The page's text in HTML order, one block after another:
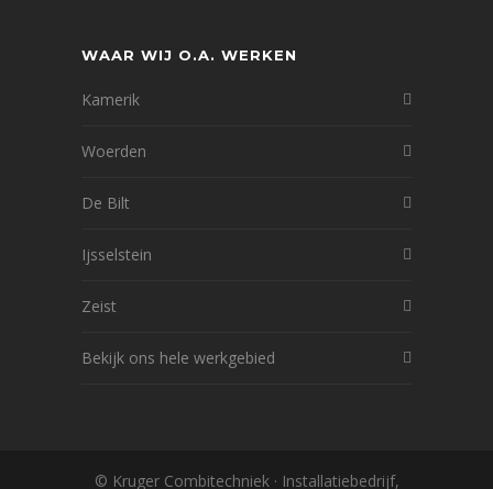
WAAR WIJ O.A. WERKEN
Kamerik
Woerden
De Bilt
Ijsselstein
Zeist
Bekijk ons hele werkgebied
© Kruger Combitechniek · Installatiebedrijf,